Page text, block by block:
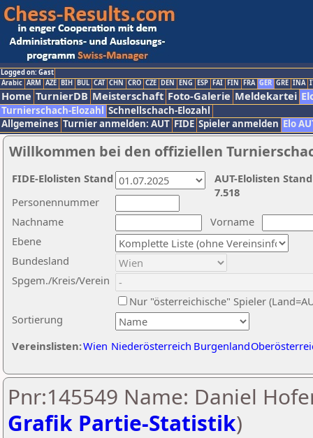
Logged on: Gast
Arabic ARM AZE BIH BUL CAT CHN CRO CZE DEN ENG ESP FAI FIN FRA GER GRE INA
Home TurnierDB Meisterschaft Foto-Galerie Meldekartei
Turnierschach-Elozahl Schnellschach-Elozahl
Allgemeines Turnier anmelden: AUT FIDE Spieler anmelden Elo
Willkommen bei den offiziellen
Nachname
Vorname
Ebene
Sortierung
Personennummer
Bundesland
Spgem./Kreis/Verein
Nur "österreichische" Spieler
Vereinslisten:Wien Niederösterreich Burgenland
AUT-Elolisten
7.518
FIDE-Elolisten Stand
Pnr:145549 Name: Daniel
Grafik Partie-Statistik)